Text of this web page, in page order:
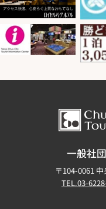
一般社
〒104-0061
TEL.03-